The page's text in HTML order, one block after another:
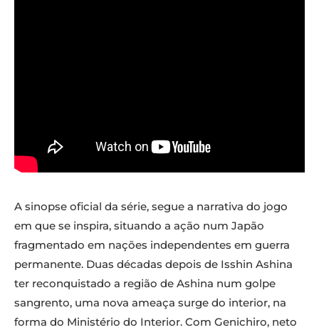
A sinopse oficial da série, segue a narrativa do jogo
em que se inspira, situando a ação num Japão
fragmentado em nações independentes em guerra
permanente. Duas décadas depois de Isshin Ashina
ter reconquistado a região de Ashina num golpe
sangrento, uma nova ameaça surge do interior, na
forma do Ministério do Interior. Com Genichiro, neto